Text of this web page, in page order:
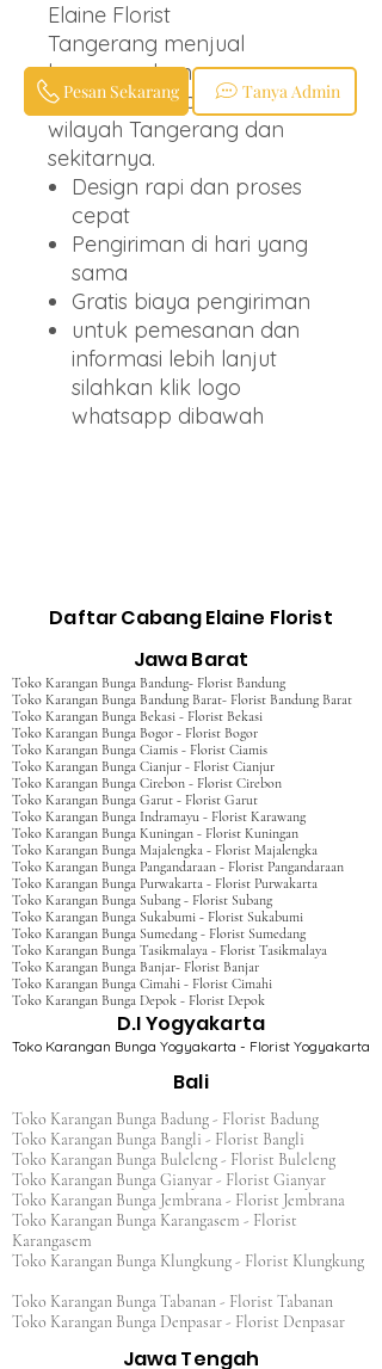
Elaine Florist
Tangerang menjual
karangan bunga papan
berbagai ucapan untuk
wilayah Tangerang dan
sekitarnya.
Design rapi dan proses
cepat
Pengiriman di hari yang
sama
Gratis biaya pengiriman
untuk pemesanan dan
informasi lebih lanjut
silahkan klik logo
whatsapp dibawah
Tanya Admin
Pesan Sekarang
Daftar Cabang Elaine Florist
Jawa Barat
Toko Karangan Bunga Bandung- Florist Bandung
Toko Karangan Bunga Bandung Barat- Florist Bandung Barat
Toko Karangan Bunga Bekasi - Florist Bekasi
Toko Karangan Bunga Bogor - Florist Bogor
Toko Karangan Bunga Ciamis - Florist Ciamis
Toko Karangan Bunga Cianjur - Florist Cianjur
Toko Karangan Bunga Cirebon - Florist Cirebon
Toko Karangan Bunga Garut - Florist Garut
Toko Karangan Bunga Indramayu - Florist Karawang
Toko Karangan Bunga Kuningan - Florist Kuningan
Toko Karangan Bunga Majalengka - Florist Majalengka
Toko Karangan Bunga Pangandaraan - Florist Pangandaraan
Toko Karangan Bunga Purwakarta - Florist Purwakarta
Toko Karangan Bunga Subang - Florist Subang
Toko Karangan Bunga Sukabumi - Florist Sukabumi
Toko Karangan Bunga Sumedang - Florist Sumedang
Toko Karangan Bunga Tasikmalaya - Florist Tasikmalaya
Toko Karangan Bunga Banjar- Florist Banjar
Toko Karangan Bunga Cimahi - Florist Cimahi
Toko Karangan Bunga Depok - Florist Depok
D.I Yogyakarta
Toko Karangan Bunga Yogyakarta - Florist Yogyakarta
Bali
Toko Karangan Bunga Badung - Florist Badung
Toko Karangan Bunga Bangli - Florist Bangli
Toko Karangan Bunga Buleleng - Florist Buleleng
Toko Karangan Bunga Gianyar - Florist Gianyar
Toko Karangan Bunga Jembrana - Florist Jembrana
Toko Karangan Bunga Karangasem - Florist
Karangasem
Toko Karangan Bunga Klungkung - Florist Klungkung
Toko Karangan Bunga Tabanan - Florist Tabanan
Toko Karangan Bunga Denpasar - Florist Denpasar
Jawa Tengah